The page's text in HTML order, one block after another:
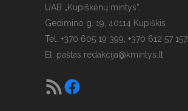
UAB „Kupiškėnų mintys“,
Gedimino g. 19, 40114 Kupiškis
Tel. +370 605 19 399, +370 612 57 157.
El. paštas redakcija@kmintys.lt